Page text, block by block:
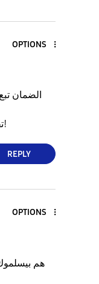
OPTIONS
الضمان
تفتكر لو نفع، الفون هيفضل ضد المياه والغبار؟!
REPLY
OPTIONS